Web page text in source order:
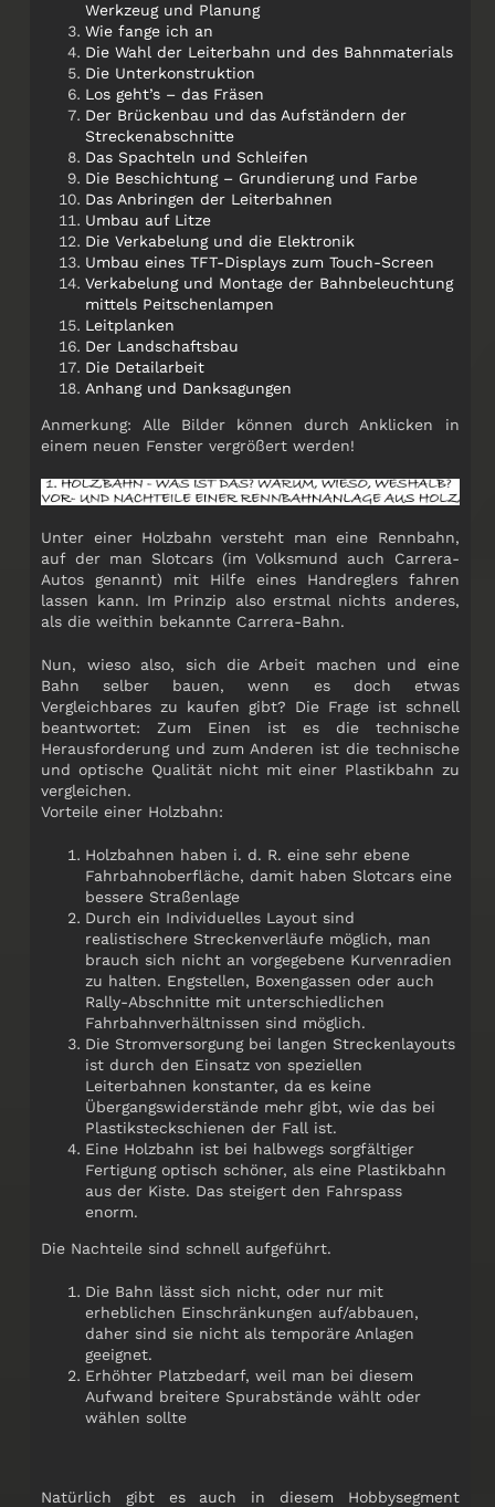
Werkzeug und Planung
Wie fange ich an
Die Wahl der Leiterbahn und des Bahnmaterials
Die Unterkonstruktion
Los geht’s – das Fräsen
Der Brückenbau und das Aufständern der
Streckenabschnitte
Das Spachteln und Schleifen
Die Beschichtung – Grundierung und Farbe
Das Anbringen der Leiterbahnen
Umbau auf Litze
Die Verkabelung und die Elektronik
Umbau eines TFT-Displays zum Touch-Screen
Verkabelung und Montage der Bahnbeleuchtung
mittels Peitschenlampen
Leitplanken
Der Landschaftsbau
Die Detailarbeit
Anhang und Danksagungen
Anmerkung: Alle Bilder können durch Anklicken in
einem neuen Fenster vergrößert werden!
Unter einer Holzbahn versteht man eine Rennbahn,
auf der man Slotcars (im Volksmund auch Carrera-
Autos genannt) mit Hilfe eines Handreglers fahren
lassen kann. Im Prinzip also erstmal nichts anderes,
als die weithin bekannte Carrera-Bahn.
Nun, wieso also, sich die Arbeit machen und eine
Bahn selber bauen, wenn es doch etwas
Vergleichbares zu kaufen gibt? Die Frage ist schnell
beantwortet: Zum Einen ist es die technische
Herausforderung und zum Anderen ist die technische
und optische Qualität nicht mit einer Plastikbahn zu
vergleichen.
Vorteile einer Holzbahn:
Holzbahnen haben i. d. R. eine sehr ebene
Fahrbahnoberfläche, damit haben Slotcars eine
bessere Straßenlage
Durch ein Individuelles Layout sind
realistischere Streckenverläufe möglich, man
brauch sich nicht an vorgegebene Kurvenradien
zu halten. Engstellen, Boxengassen oder auch
Rally-Abschnitte mit unterschiedlichen
Fahrbahnverhältnissen sind möglich.
Die Stromversorgung bei langen Streckenlayouts
ist durch den Einsatz von speziellen
Leiterbahnen konstanter, da es keine
Übergangswiderstände mehr gibt, wie das bei
Plastiksteckschienen der Fall ist.
Eine Holzbahn ist bei halbwegs sorgfältiger
Fertigung optisch schöner, als eine Plastikbahn
aus der Kiste. Das steigert den Fahrspass
enorm.
Die Nachteile sind schnell aufgeführt.
Die Bahn lässt sich nicht, oder nur mit
erheblichen Einschränkungen auf/abbauen,
daher sind sie nicht als temporäre Anlagen
geeignet.
Erhöhter Platzbedarf, weil man bei diesem
Aufwand breitere Spurabstände wählt oder
wählen sollte
Natürlich gibt es auch in diesem Hobbysegment